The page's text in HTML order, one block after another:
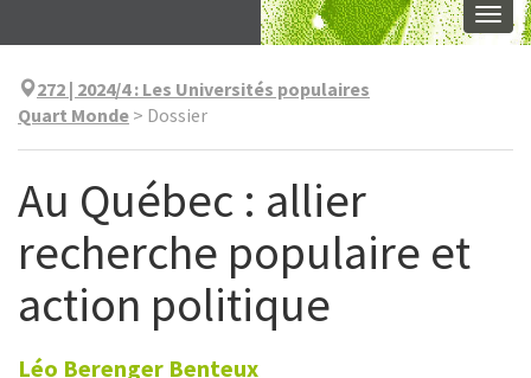
272 | 2024/4: Les Universités populaires
Quart Monde > Dossier
Au Québec : allier
recherche populaire et
action politique
Léo Berenger Benteux